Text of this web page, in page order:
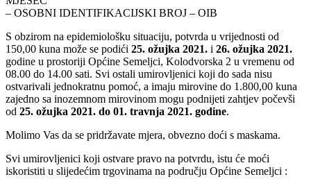
– OSOBNI IDENTIFIKACIJSKI BROJ – OIB
S obzirom na epidemiološku situaciju, potvrda u vrijednosti od
150,00 kuna može se podići 25. ožujka 2021. i 26. ožujka 2021.
godine u prostoriji Općine Semeljci, Kolodvorska 2 u vremenu od
08.00 do 14.00 sati. Svi ostali umirovljenici koji do sada nisu
ostvarivali jednokratnu pomoć, a imaju mirovine do 1.800,00 kuna
zajedno sa inozemnom mirovinom mogu podnijeti zahtjev počevši
od 25. ožujka 2021. do 01. travnja 2021. godine.
Molimo Vas da se pridržavate mjera, obvezno doći s maskama.
Svi umirovljenici koji ostvare pravo na potvrdu, istu će moći
iskoristiti u slijedećim trgovinama na području Općine Semeljci :